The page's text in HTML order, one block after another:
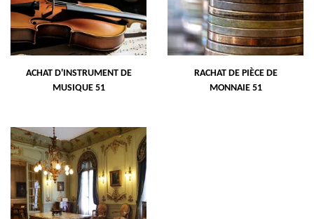
ACHAT D'INSTRUMENT DE
MUSIQUE 51
RACHAT DE PIÈCE DE
MONNAIE 51